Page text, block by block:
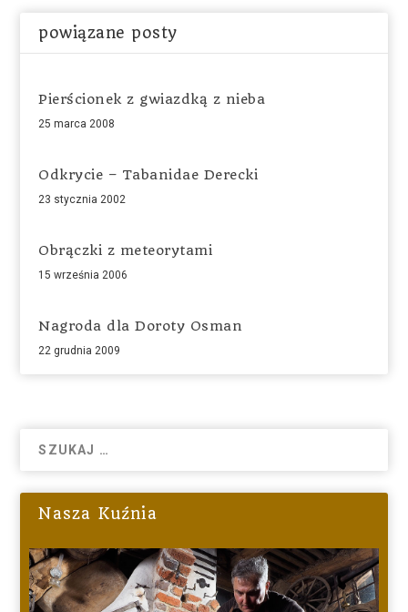
powiązane posty
Pierścionek z gwiazdką z nieba
25 marca 2008
Odkrycie – Tabanidae Derecki
23 stycznia 2002
Obrączki z meteorytami
15 września 2006
Nagroda dla Doroty Osman
22 grudnia 2009
Nasza Kuźnia